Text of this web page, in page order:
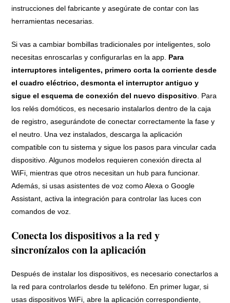
instrucciones del fabricante y asegúrate de contar con las
herramientas necesarias.
Si vas a cambiar bombillas tradicionales por inteligentes, solo
necesitas enroscarlas y configurarlas en la app. Para
interruptores inteligentes, primero corta la corriente desde
el cuadro eléctrico, desmonta el interruptor antiguo y
sigue el esquema de conexión del nuevo dispositivo . Para
los relés domóticos, es necesario instalarlos dentro de la caja
de registro, asegurándote de conectar correctamente la fase y
el neutro. Una vez instalados, descarga la aplicación
compatible con tu sistema y sigue los pasos para vincular cada
dispositivo. Algunos modelos requieren conexión directa al
WiFi, mientras que otros necesitan un hub para funcionar.
Además, si usas asistentes de voz como Alexa o Google
Assistant, activa la integración para controlar las luces con
comandos de voz.
Conecta los dispositivos a la red y
sincronízalos con la aplicación
Después de instalar los dispositivos, es necesario conectarlos a
la red para controlarlos desde tu teléfono. En primer lugar, si
usas dispositivos WiFi, abre la aplicación correspondiente,